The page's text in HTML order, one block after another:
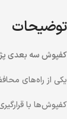
توضیحات
کفپوش سه بعدی پژو 405 پژو پارس و سمند لاکچری ماهوت
یکی از راه‌های
کفپوش‌ها با